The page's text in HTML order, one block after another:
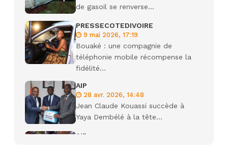
de gasoil se renverse...
PRESSECOTEDIVOIRE
9 mai 2026, 17:19
Bouaké : une compagnie de
téléphonie mobile récompense la
fidélité...
AIP
28 avr. 2026, 14:48
Jean Claude Kouassi succède à
Yaya Dembélé à la tête...
AIP